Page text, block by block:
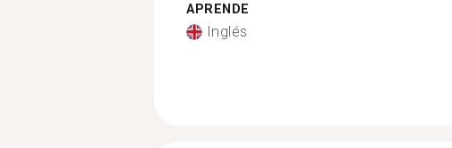
APRENDE
Inglés